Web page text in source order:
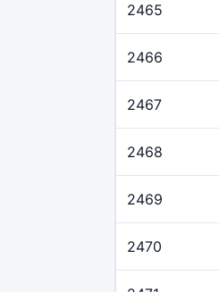
2465
2466
2467
2468
2469
2470